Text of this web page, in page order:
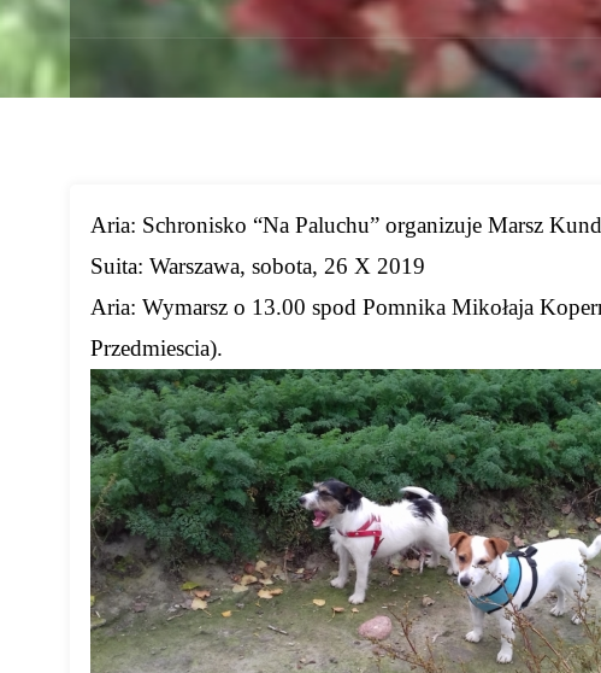
Aria: Schronisko “Na Paluchu” organizuje Marsz
Suita: Warszawa, sobota, 26 X 2019
Aria: Wymarsz o 13.00 spod Pomnika Mikołaja
Przedmiescia).